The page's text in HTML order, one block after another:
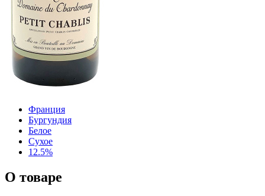
Франция
Бургундия
Белое
Сухое
12.5%
О товаре